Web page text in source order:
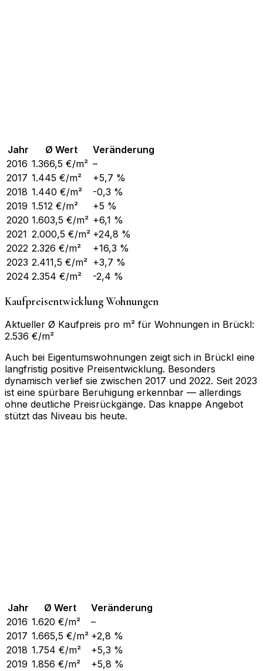
Jahr Ø Wert
Veränderung
2016 1.366,5 €/m² –
2017 1.445 €/m²
+5,7 %
2018 1.440 €/m²
-0,3 %
2019 1.512 €/m²
+5 %
2020 1.603,5 €/m² +6,1 %
2021 2.000,5 €/m² +24,8 %
2022 2.326 €/m²
+16,3 %
2023 2.411,5 €/m² +3,7 %
2024 2.354 €/m² -2,4 %
Kaufpreisentwicklung Wohnungen
Aktueller Ø Kaufpreis pro m² für Wohnungen in Brückl:
2.536 €/m²
Auch bei Eigentumswohnungen zeigt sich in Brückl eine
langfristig positive Preisentwicklung. Besonders
dynamisch verlief sie zwischen 2017 und 2022. Seit 2023
ist eine spürbare Beruhigung erkennbar — allerdings
ohne deutliche Preisrückgänge. Das knappe Angebot
stützt das Niveau bis heute.
Jahr Ø Wert
Veränderung
2016 1.620 €/m²
–
2017 1.665,5 €/m² +2,8 %
2018 1.754 €/m²
+5,3 %
2019 1.856 €/m²
+5,8 %